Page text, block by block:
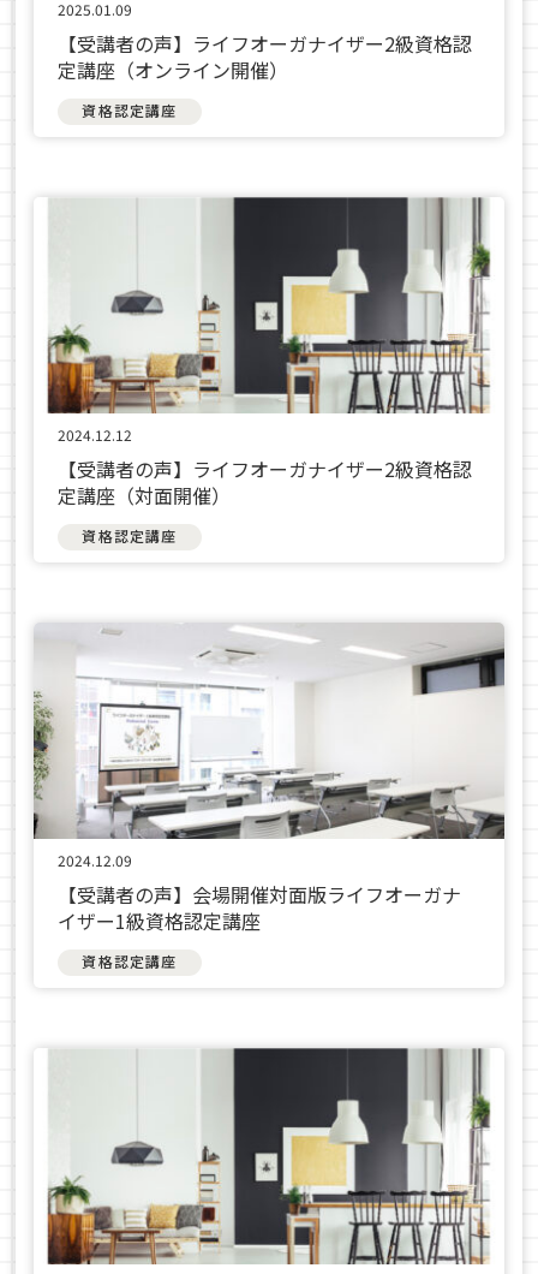
2025.01.09
【受講者の声】ライフオーガナイザー2級資格認
定講座（オンライン開催）
資格認定講座
2024.12.12
【受講者の声】ライフオーガナイザー2級資格認
定講座（対面開催）
資格認定講座
2024.12.09
【受講者の声】会場開催対面版ライフオーガナ
イザー1級資格認定講座
資格認定講座